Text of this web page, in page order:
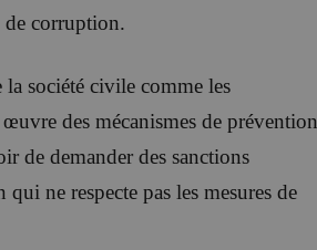
de corruption.
société civile comme les
des mécanismes de prévention
de demander des sanctions
ne respecte pas les mesures de